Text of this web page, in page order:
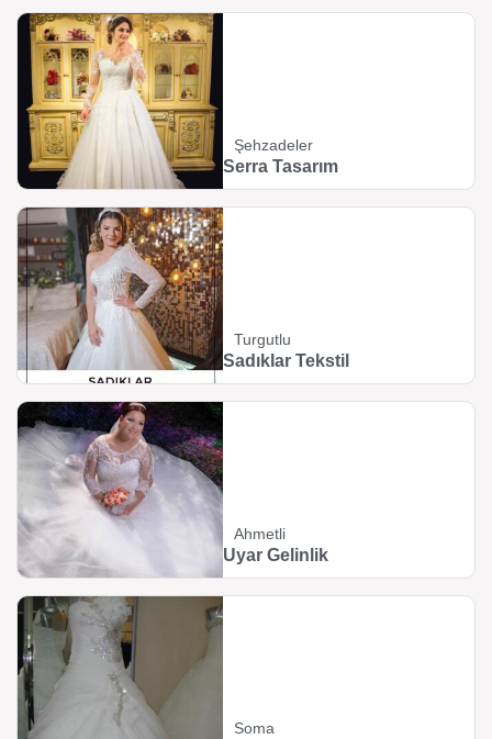
Şehzadeler
Serra Tasarım
Turgutlu
Sadıklar Tekstil
Ahmetli
Uyar Gelinlik
Soma